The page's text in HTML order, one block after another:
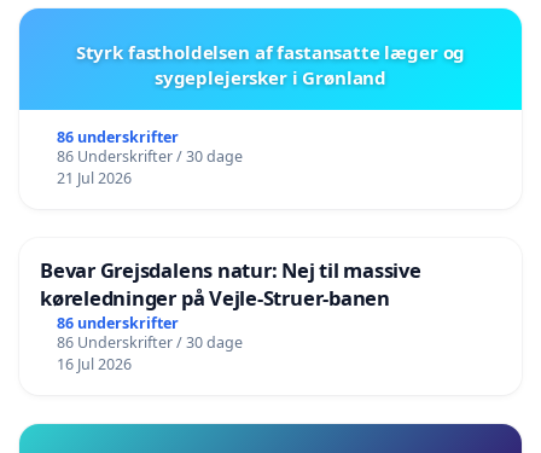
Styrk fastholdelsen af fastansatte læger og
sygeplejersker i Grønland
86 underskrifter
86 Underskrifter / 30 dage
21 Jul 2026
Bevar Grejsdalens natur: Nej til massive
køreledninger på Vejle-Struer-banen
86 underskrifter
86 Underskrifter / 30 dage
16 Jul 2026